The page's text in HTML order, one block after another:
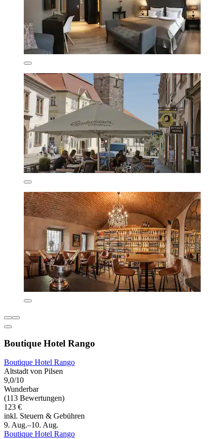
Boutique Hotel Rango
Boutique Hotel Rango
Altstadt von Pilsen
9,0/10
Wunderbar
(113 Bewertungen)
123 €
inkl. Steuern & Gebühren
9. Aug.–10. Aug.
Boutique Hotel Rango